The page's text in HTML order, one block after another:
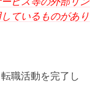
ているものがあり
職活動を完了し